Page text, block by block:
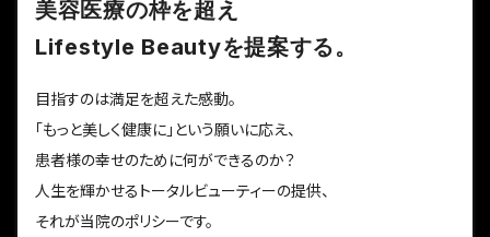
美容医療の枠を超え
Lifestyle Beautyを提案する。
目指すのは満足を超えた感動。
「もっと美しく健康に」という願いに応え、
患者様の幸せのために何ができるのか？
人生を輝かせるトータルビューティーの提供、
それが当院のポリシーです。